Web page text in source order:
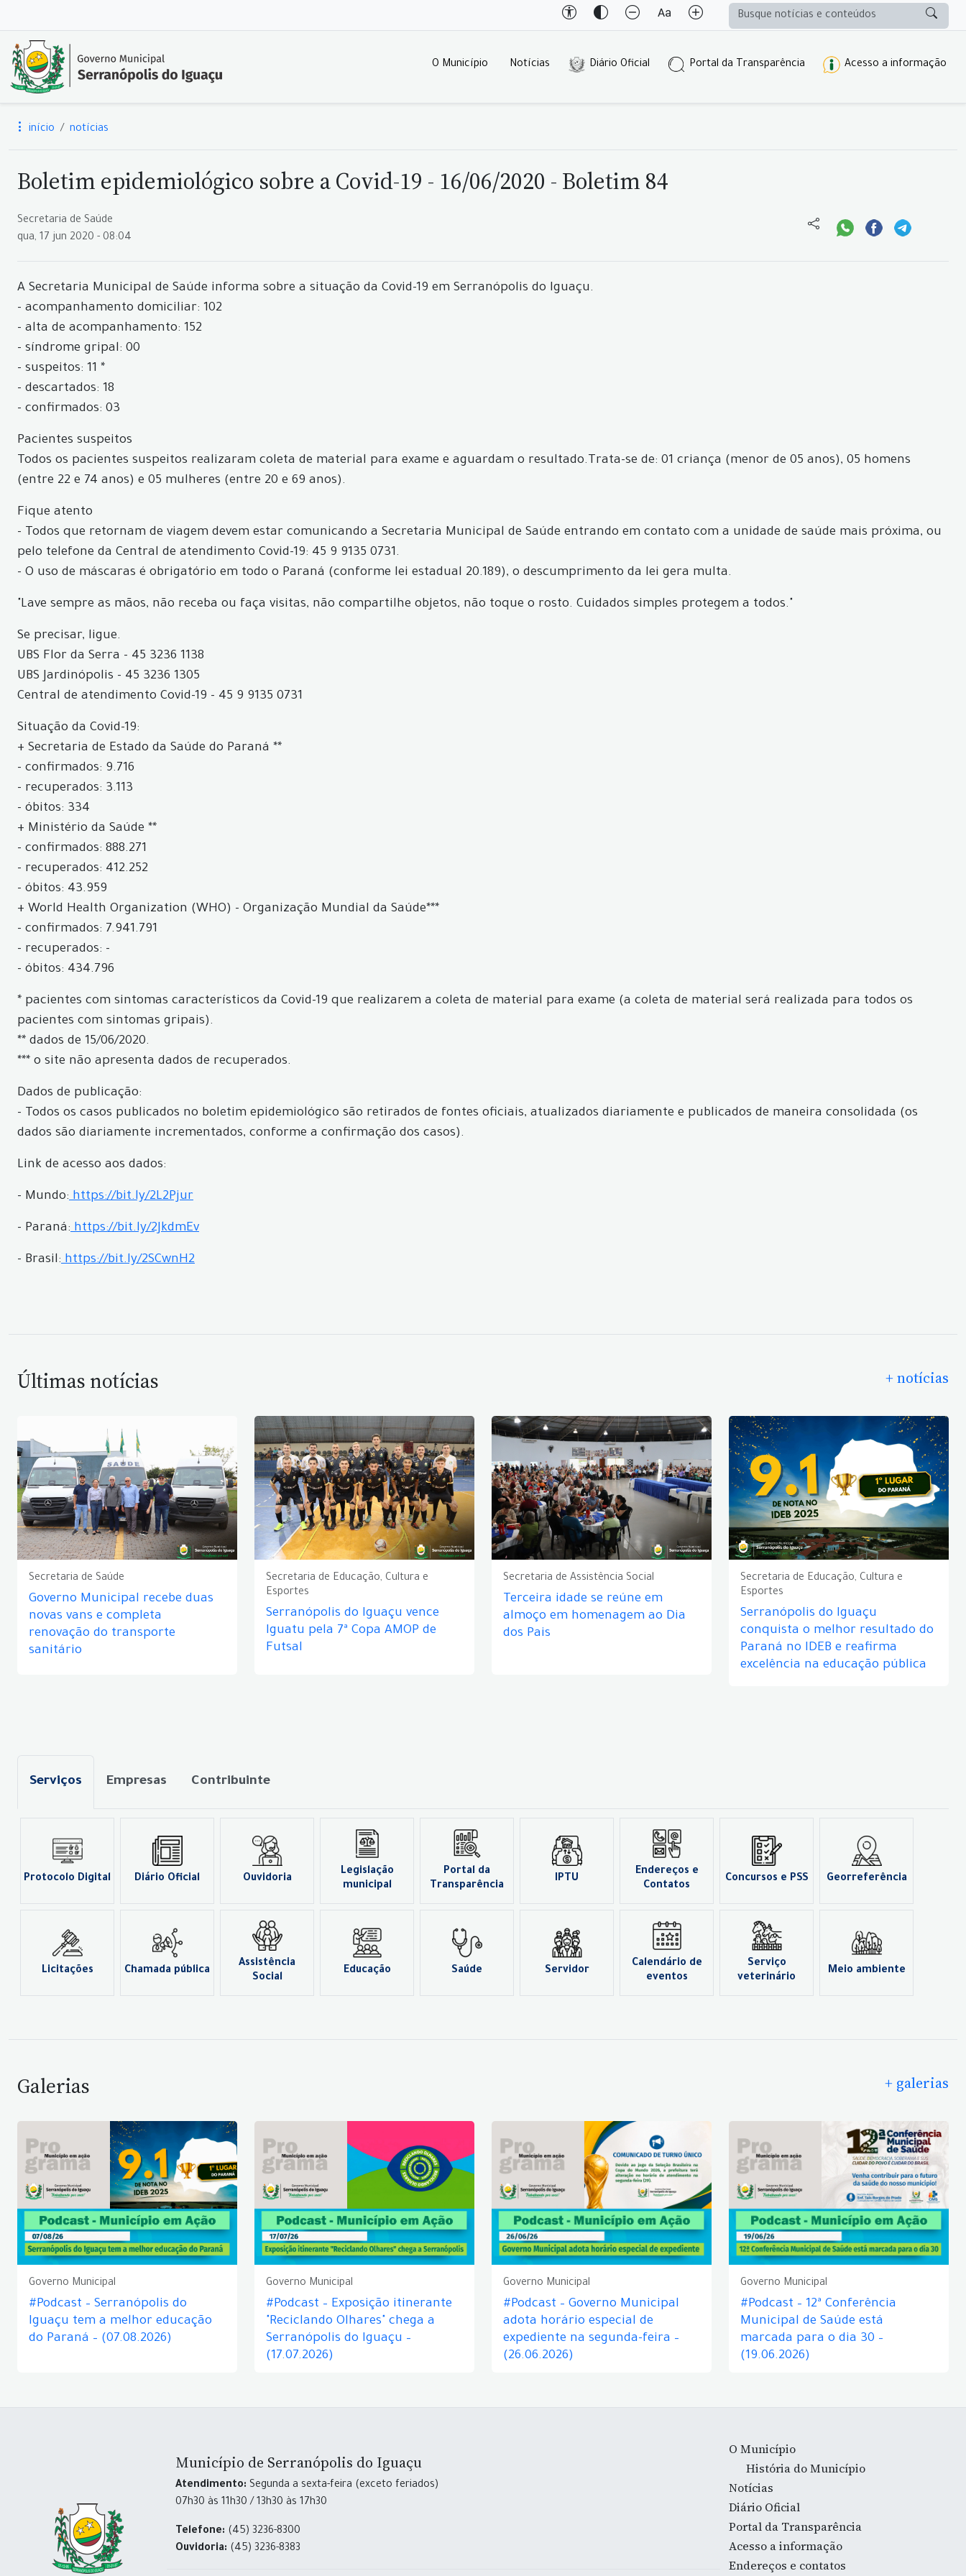
O Município Notícias Diário Oficial Portal da Transparência Acesso a informação
início notícias
Boletim epidemiológico sobre a Covid-19 - 16/06/2020 - Boletim 84
Secretaria de Saúde
qua, 17 jun 2020 - 08:04
A Secretaria Municipal de Saúde informa sobre a situação da Covid-19 em Serranópolis do Iguaçu.
- acompanhamento domiciliar: 102
- alta de acompanhamento: 152
- síndrome gripal: 00
- suspeitos: 11 *
- descartados: 18
- confirmados: 03
Pacientes suspeitos
Todos os pacientes suspeitos realizaram coleta de material para exame e aguardam o resultado.Trata-se de: 01 criança (menor de 05 anos), 05 homens
(entre 22 e 74 anos) e 05 mulheres (entre 20 e 69 anos).
Fique atento
- Todos que retornam de viagem devem estar comunicando a Secretaria Municipal de Saúde entrando em contato com a unidade de saúde mais próxima, ou
pelo telefone da Central de atendimento Covid-19: 45 9 9135 0731.
- O uso de máscaras é obrigatório em todo o Paraná (conforme lei estadual 20.189), o descumprimento da lei gera multa.
"Lave sempre as mãos, não receba ou faça visitas, não compartilhe objetos, não toque o rosto. Cuidados simples protegem a todos."
Se precisar, ligue.
UBS Flor da Serra - 45 3236 1138
UBS Jardinópolis - 45 3236 1305
Central de atendimento Covid-19 - 45 9 9135 0731
Situação da Covid-19:
+ Secretaria de Estado da Saúde do Paraná **
- confirmados: 9.716
- recuperados: 3.113
- óbitos: 334
+ Ministério da Saúde **
- confirmados: 888.271
- recuperados: 412.252
- óbitos: 43.959
+ World Health Organization (WHO) - Organização Mundial da Saúde***
- confirmados: 7.941.791
- recuperados: -
- óbitos: 434.796
* pacientes com sintomas característicos da Covid-19 que realizarem a coleta de material para exame (a coleta de material será realizada para todos os
pacientes com sintomas gripais).
** dados de 15/06/2020.
*** o site não apresenta dados de recuperados.
Dados de publicação:
- Todos os casos publicados no boletim epidemiológico são retirados de fontes oficiais, atualizados diariamente e publicados de maneira consolidada (os
dados são diariamente incrementados, conforme a confirmação dos casos).
Link de acesso aos dados:
- Mundo:https://bit.ly/2L2Pjur
- Paraná:https://bit.ly/2JkdmEv
- Brasil:https://bit.ly/2SCwnH2
Últimas notícias + notícias
Secretaria de Saúde
Governo Municipal recebe duas
novas vans e completa
renovação do transporte
sanitário
Secretaria de Educação, Cultura e
Esportes
Serranópolis do Iguaçu vence
Iguatu pela 7ª Copa AMOP de
Futsal
Secretaria de Assistência Social
Terceira idade se reúne em
almoço em homenagem ao Dia
dos Pais
Secretaria de Educação, Cultura e
Esportes
Serranópolis do Iguaçu
conquista o melhor resultado do
Paraná no IDEB e reafirma
excelência na educação pública
Serviços Empresas Contribuinte
Protocolo Digital Diário Oficial Ouvidoria
Legislação
municipal
Portal da
Transparência
IPTU
Endereços e
Contatos
Concursos e PSS Georreferência
Licitações Chamada pública
Assistência
Social
Educação Saúde Servidor
Calendário de
eventos
Serviço
veterinário
Meio ambiente
Galerias + galerias
Governo Municipal
#Podcast – Serranópolis do
Iguaçu tem a melhor educação
do Paraná – (07.08.2026)
Governo Municipal
#Podcast – Exposição itinerante
"Reciclando Olhares" chega a
Serranópolis do Iguaçu –
(17.07.2026)
Governo Municipal
#Podcast – Governo Municipal
adota horário especial de
expediente na segunda-feira –
(26.06.2026)
Governo Municipal
#Podcast – 12ª Conferência
Municipal de Saúde está
marcada para o dia 30 –
(19.06.2026)
Município de Serranópolis do Iguaçu
Atendimento: Segunda a sexta-feira (exceto feriados)
07h30 às 11h30 / 13h30 às 17h30
Telefone: (45) 3236-8300
Ouvidoria: (45) 3236-8383
O Município
História do Município
Notícias
Diário Oficial
Portal da Transparência
Acesso a informação
Endereços e contatos